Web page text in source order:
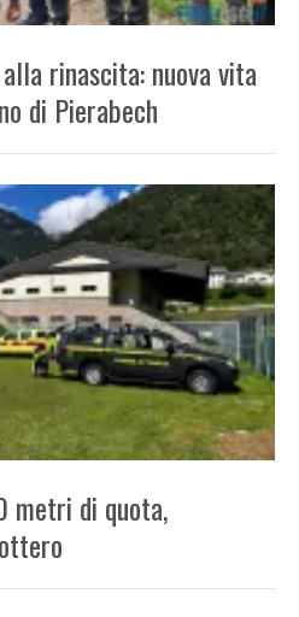
rinascita: nuova vita
di Pierabech
metri di quota,